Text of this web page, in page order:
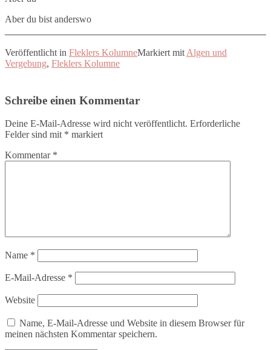
Aber du bist anderswo
Veröffentlicht in Fleklers KolumneMarkiert mit Algen und
Vergebung, Fleklers Kolumne
Schreibe einen Kommentar
Deine E-Mail-Adresse wird nicht veröffentlicht. Erforderliche
Felder sind mit * markiert
Kommentar *
Name *
E-Mail-Adresse *
Website
Name, E-Mail-Adresse und Website in diesem Browser für
meinen nächsten Kommentar speichern.